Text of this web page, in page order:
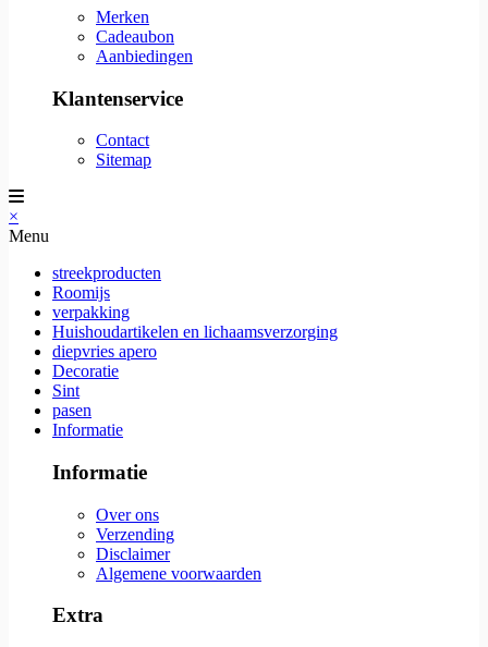
Merken
Cadeaubon
Aanbiedingen
Klantenservice
Contact
Sitemap
×
Menu
streekproducten
Roomijs
verpakking
Huishoudartikelen en lichaamsverzorging
diepvries apero
Decoratie
Sint
pasen
Informatie
Informatie
Over ons
Verzending
Disclaimer
Algemene voorwaarden
Extra